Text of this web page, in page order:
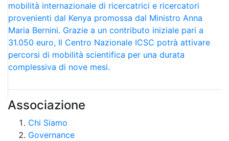
mobilità internazionale di ricercatrici e ricercatori
provenienti dal Kenya promossa dal Ministro Anna
Maria Bernini. Grazie a un contributo iniziale pari a
31.050 euro, Il Centro Nazionale ICSC potrà attivare
percorsi di mobilità scientifica per una durata
complessiva di nove mesi.
Associazione
Chi Siamo
Governance